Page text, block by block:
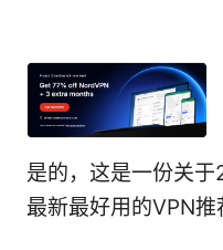
是的，这是一份关于
最新最好用的VPN推